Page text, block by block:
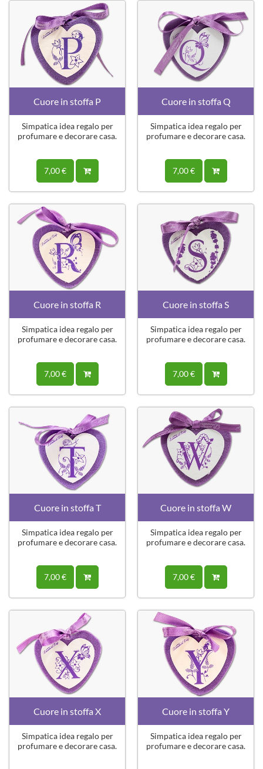
Cuore in stoffa P
Simpatica idea regalo per
profumare e decorare casa.
7,00 €
Cuore in stoffa Q
Simpatica idea regalo per
profumare e decorare casa.
7,00 €
Cuore in stoffa R
Simpatica idea regalo per
profumare e decorare casa.
7,00 €
Cuore in stoffa S
Simpatica idea regalo per
profumare e decorare casa.
7,00 €
Cuore in stoffa T
Simpatica idea regalo per
profumare e decorare casa.
7,00 €
Cuore in stoffa W
Simpatica idea regalo per
profumare e decorare casa.
7,00 €
Cuore in stoffa X
Simpatica idea regalo per
profumare e decorare casa.
Cuore in stoffa Y
Simpatica idea regalo per
profumare e decorare casa.